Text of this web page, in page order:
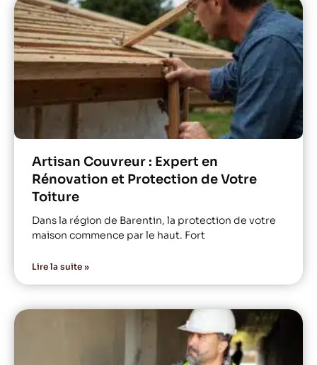
Artisan Couvreur : Expert en
Rénovation et Protection de Votre
Toiture
Dans la région de Barentin, la protection de votre
maison commence par le haut. Fort
Lire la suite »